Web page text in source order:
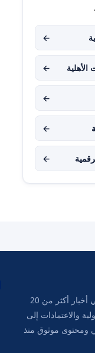
←
الأهلية ←
←
←
←
بوابة الأخبار الأكاديمية العراقية — نغطي أخبار أكثر من 20
والاعتمادات إلى
ومحتوى موثوق منذ